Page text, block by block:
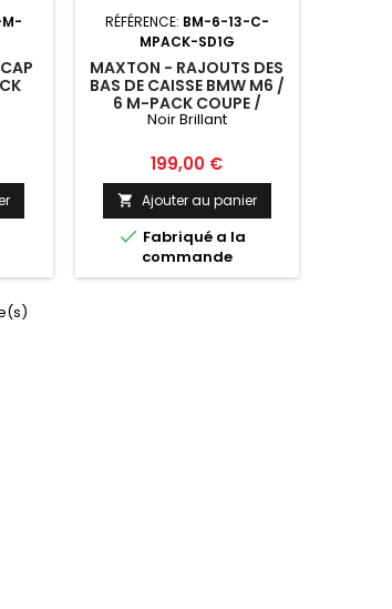
RÉFÉRENCE: BM-6-13-C-
MPACK-SD1G
MAXTON - RAJOUTS DES
BAS DE CAISSE BMW M6 /
6 M-PACK COUPE /
CABRIOLET F06 / F13 / F12
Noir Brillant
Prix
199,00 €
 Ajouter au panier
 Fabriqué a la
commande